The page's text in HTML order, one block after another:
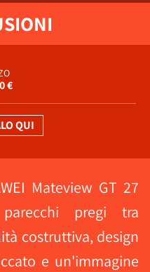
€
QUI
Mateview GT 27
pregi tra
costruttiva, design
e un'immagine